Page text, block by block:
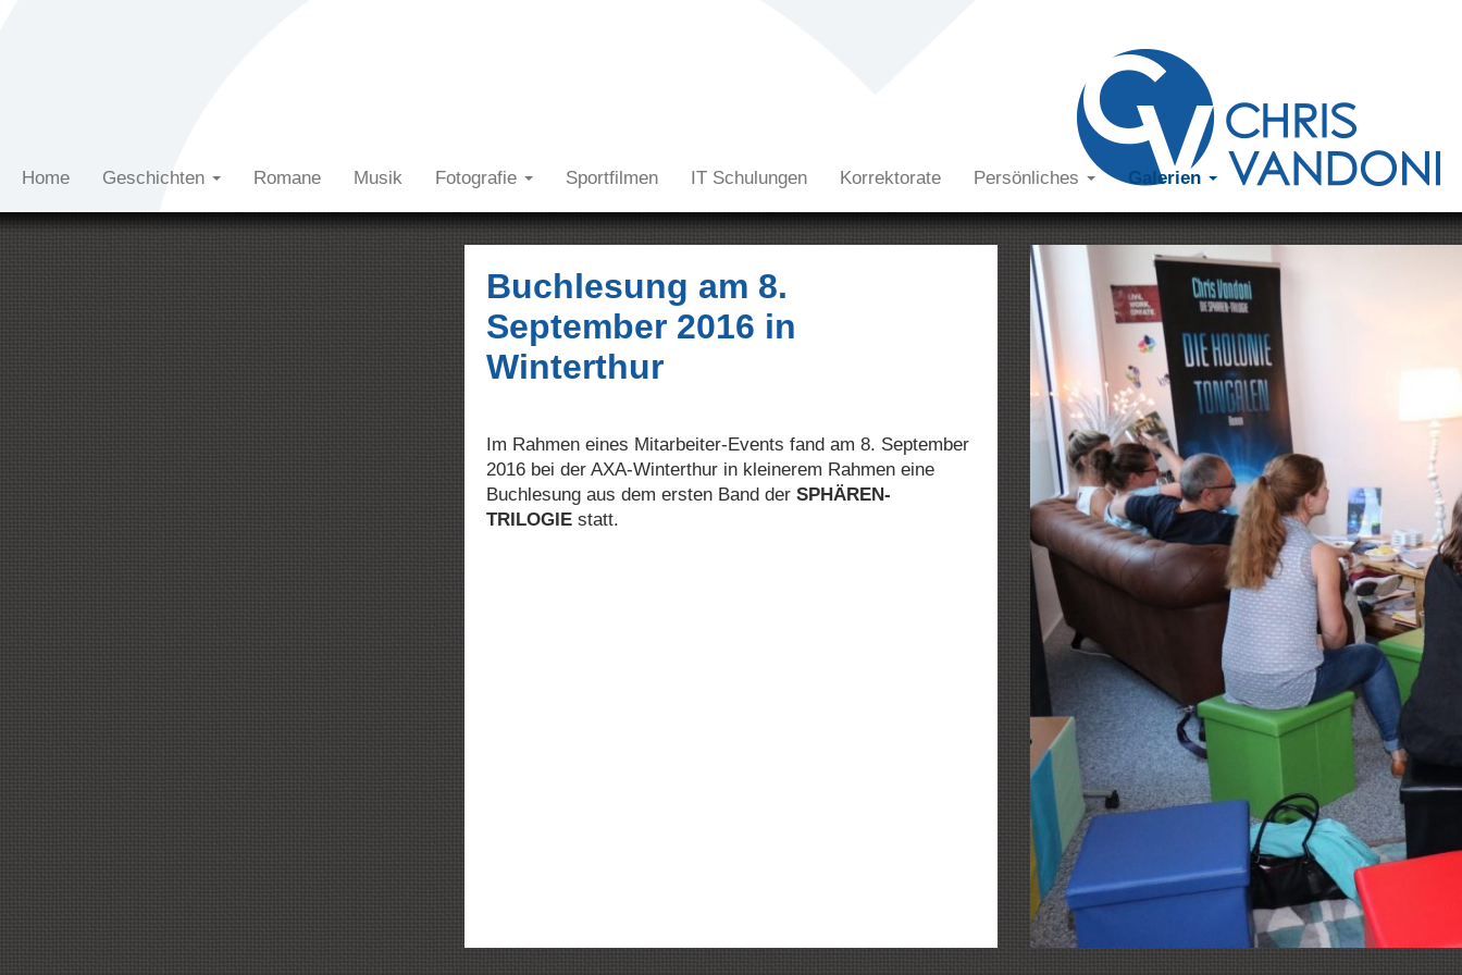
Home Geschichten Romane Musik Fotografie Sportfilmen IT Schulungen Korrektorate Persönliches Galerien
Buchlesung am 8.
September 2016 in
Winterthur
Im Rahmen eines Mitarbeiter-Events fand am 8. September
2016 bei der AXA-Winterthur in kleinerem Rahmen eine
Buchlesung aus dem ersten Band der SPHÄREN-
TRILOGIE statt.